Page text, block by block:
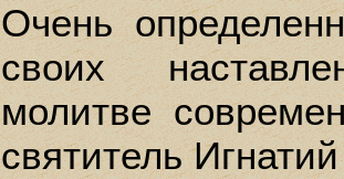
Очень
своих
молитве
святитель